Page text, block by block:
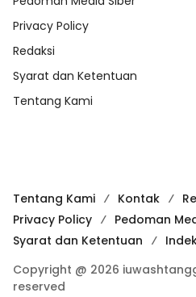
Privacy Policy
Redaksi
Syarat dan Ketentuan
Tentang Kami
Tentang Kami Kontak
Privacy Policy
Pedoman
Syarat dan Ketentuan
Copyright @ 2026
reserved